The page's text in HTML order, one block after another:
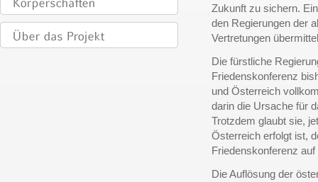
Zukunft zu sichern.
den Regierungen der
Vertretungen
Die fürstliche
Friedenskonferenz
und Österreich
darin die Ursache für
Trotzdem glaubt sie,
Österreich erfolgt ist,
Friedenskonferenz
Die Auflösung der